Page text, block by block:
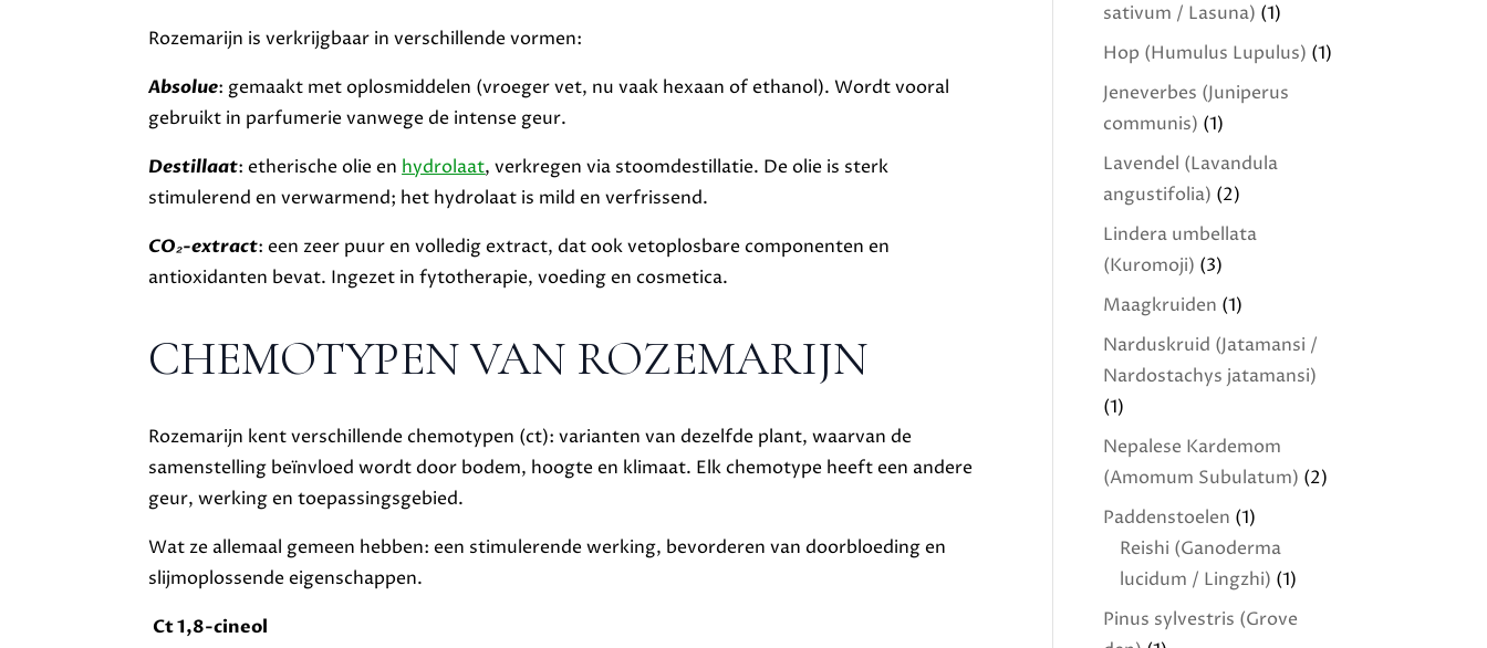
Rozemarijn is verkrijgbaar in verschillende vormen:
Absolue: gemaakt met oplosmiddelen (vroeger vet, nu vaak hexaan of ethanol). Wordt vooral
gebruikt in parfumerie vanwege de intense geur.
Destillaat: etherische olie en hydrolaat, verkregen via stoomdestillatie. De olie is sterk
stimulerend en verwarmend; het hydrolaat is mild en verfrissend.
CO₂-extract: een zeer puur en volledig extract, dat ook vetoplosbare componenten en
antioxidanten bevat. Ingezet in fytotherapie, voeding en cosmetica.
CHEMOTYPEN VAN ROZEMARIJN
Rozemarijn kent verschillende chemotypen (ct): varianten van dezelfde plant, waarvan de
samenstelling beïnvloed wordt door bodem, hoogte en klimaat. Elk chemotype heeft een andere
geur, werking en toepassingsgebied.
Wat ze allemaal gemeen hebben: een stimulerende werking, bevorderen van doorbloeding en
slijmoplossende eigenschappen.
Ct 1,8-cineol
sativum / Lasuna) (1)
Hop (Humulus Lupulus) (1)
Jeneverbes (Juniperus
communis) (1)
Lavendel (Lavandula
angustifolia) (2)
Lindera umbellata
(Kuromoji) (3)
Maagkruiden (1)
Narduskruid (Jatamansi /
Nardostachys jatamansi)
(1)
Nepalese Kardemom
(Amomum Subulatum) (2)
Paddenstoelen (1)
Reishi (Ganoderma
lucidum / Lingzhi) (1)
Pinus sylvestris (Grove